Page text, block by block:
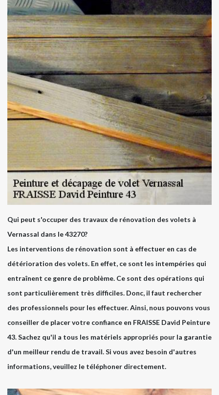
Qui peut s'occuper des travaux de rénovation des volets à
Vernassal dans le 43270?
Les interventions de rénovation sont à effectuer en cas de
détérioration des volets. En effet, ce sont les intempéries qui
entraînent ce genre de problème. Ce sont des opérations qui
sont particulièrement très difficiles. Donc, il faut rechercher
des professionnels pour les effectuer. Ainsi, nous pouvons vous
conseiller de placer votre confiance en FRAISSE David Peinture
43. Sachez qu'il a tous les matériels appropriés pour la garantie
d'un meilleur rendu de travail. Si vous avez besoin d'autres
informations, veuillez le téléphoner directement.